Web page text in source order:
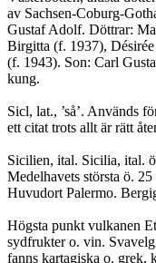
av Sachsen-Coburg-
Gustaf Adolf. Döttrar:
Birgitta (f. 1937),
(f. 1943). Son: Carl
kung.
Sicl, lat., ’så’. Används
ett citat trots allt är rätt
Sicilien, ital. Sicilia, ital.
Medelhavets största ö.
Huvudort Palermo.
Högsta punkt vulkanen
sydfrukter o. vin.
fanns kartagiska o. grek,